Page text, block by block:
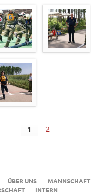
1 2
ÜBER UNS MANNSCHAFT
INTERN